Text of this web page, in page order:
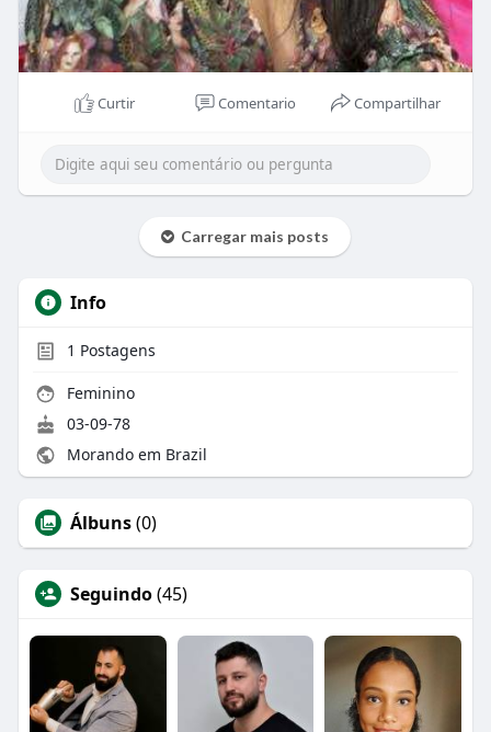
Curtir Comentario Compartilhar
Carregar mais posts
Info
1 Postagens
Feminino
03-09-78
Morando em Brazil
Álbuns(0)
Seguindo(45)